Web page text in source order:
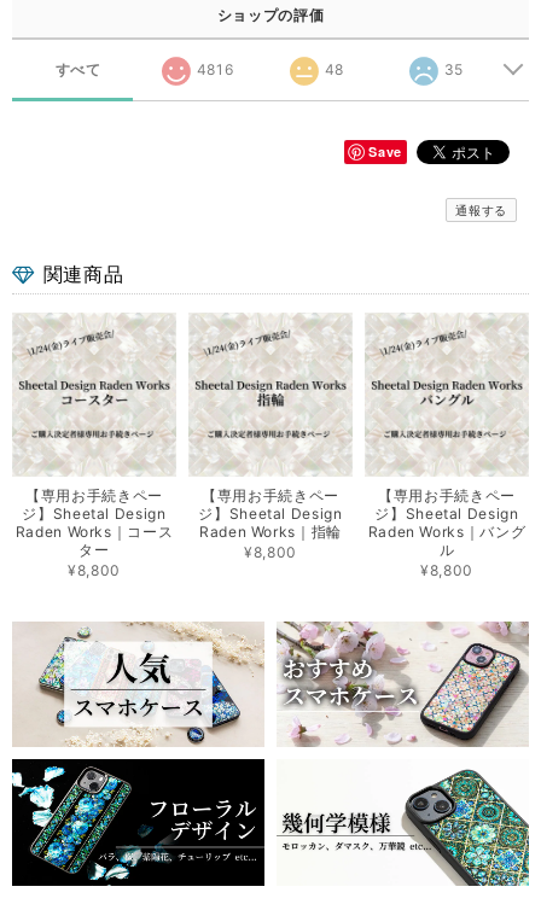
ショップの評価
すべて 4816 48 35
Save
通報する
関連商品
【専用お手続きペー
ジ】Sheetal Design
Raden Works｜コース
ター
¥8,800
【専用お手続きペー
ジ】Sheetal Design
Raden Works｜指輪
¥8,800
【専用お手続きペー
ジ】Sheetal Design
Raden Works｜バング
ル
¥8,800